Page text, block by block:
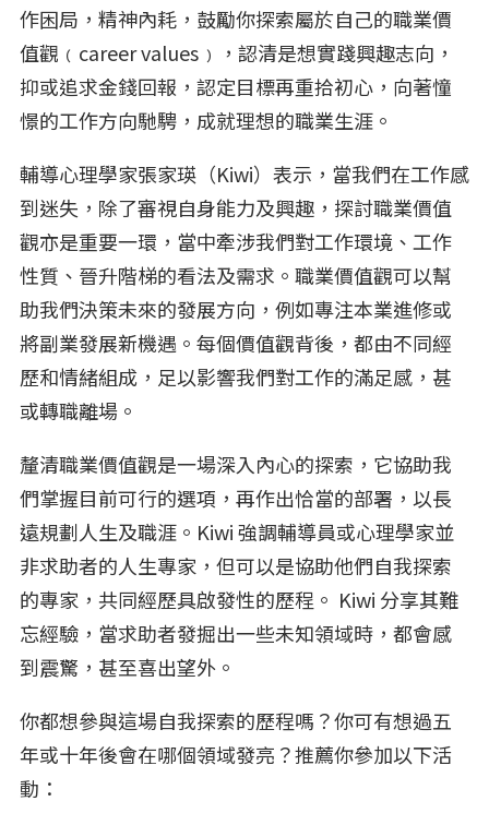
作困局，精神內耗，鼓勵你探索屬於自己的職業價
值觀﹙career values﹚，認清是想實踐興趣志向，
抑或追求金錢回報，認定目標再重拾初心，向著憧
憬的工作方向馳騁，成就理想的職業生涯。
輔導心理學家張家瑛（Kiwi）表示，當我們在工作感
到迷失，除了審視自身能力及興趣，探討職業價值
觀亦是重要一環，當中牽涉我們對工作環境、工作
性質、晉升階梯的看法及需求。職業價值觀可以幫
助我們決策未來的發展方向，例如專注本業進修或
將副業發展新機遇。每個價值觀背後，都由不同經
歷和情緒組成，足以影響我們對工作的滿足感，甚
或轉職離場。
釐清職業價值觀是一場深入內心的探索，它協助我
們掌握目前可行的選項，再作出恰當的部署，以長
遠規劃人生及職涯。Kiwi 強調輔導員或心理學家並
非求助者的人生專家，但可以是協助他們自我探索
的專家，共同經歷具啟發性的歷程。 Kiwi 分享其難
忘經驗，當求助者發掘出一些未知領域時，都會感
到震驚，甚至喜出望外。
你都想參與這場自我探索的歷程嗎？你可有想過五
年或十年後會在哪個領域發亮？推薦你參加以下活
動：